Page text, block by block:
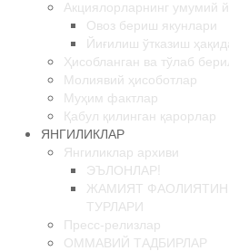
Корпоратив бошқарув кодекси
Лицензия ва сертификатлар
Кўрсатиладиган хизматлар
Буюртма қабул қилиш
Акциялорларнинг умумий
Овоз бериш якунлари
Йиғилиш ўтказиш
Ҳисобланган ва тўлаб
Молиявий ҳисоботлар
Муҳим фактлар
Қабул қилинган қарорлар
ЯНГИЛИКЛАР
Янгиликлар архиви
ЭЪЛОНЛАР!
ЖАМИЯТ
ТУРЛАРИ
Пресс-релизлар
ОММАВИЙ ТАДБИРЛАР